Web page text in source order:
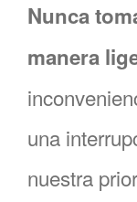
Nunca
manera
una
nuestra